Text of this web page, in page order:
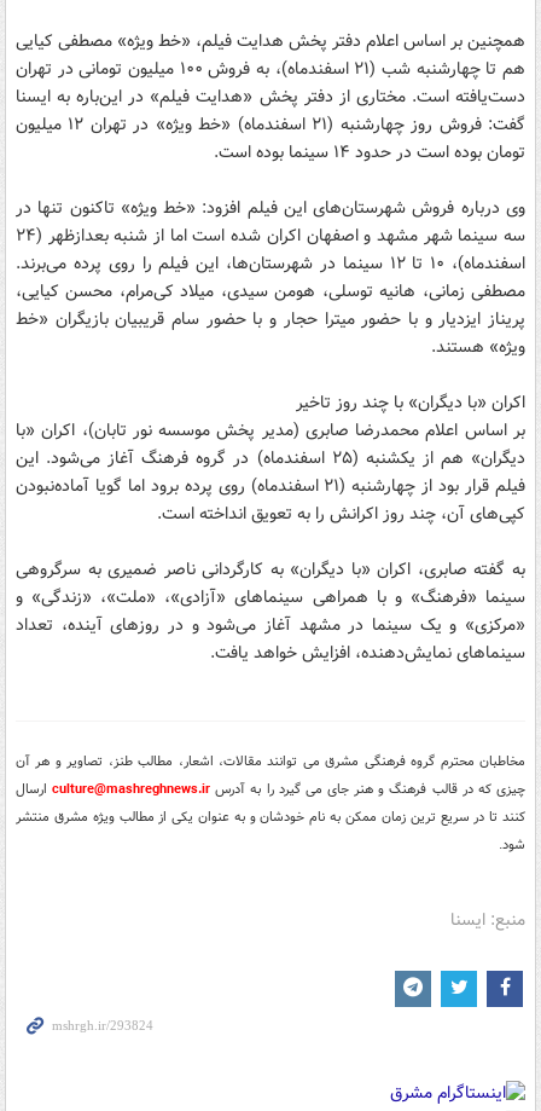
همچنین بر اساس اعلام دفتر پخش هدایت فیلم، «خط ویژه» مصطفی کیایی
هم تا چهارشنبه شب (۲۱ اسفندماه)، به فروش ۱۰۰ میلیون تومانی در تهران
دست‌یافته است. مختاری از دفتر پخش «هدایت فیلم» در این‌باره به ایسنا
گفت: فروش روز چهارشنبه (۲۱ اسفندماه) «خط ویژه» در تهران ۱۲ میلیون
تومان بوده است در حدود ۱۴ سینما بوده است.
وی درباره فروش شهرستان‌های این فیلم افزود: «خط ویژه» تاکنون تنها در
سه سینما شهر مشهد و اصفهان اکران شده است اما از شنبه بعدازظهر (۲۴
اسفندماه)، ۱۰ تا ۱۲ سینما در شهرستان‌ها، این فیلم را روی پرده می‌برند.
مصطفی زمانی، هانیه توسلی، هومن سیدی، میلاد کی‌مرام، محسن کیایی،
پریناز ایزدیار و با حضور میترا حجار و با حضور سام قریبیان بازیگران «خط
ویژه» هستند.
اکران «با دیگران» با چند روز تاخیر
بر اساس اعلام محمدرضا صابری (مدیر پخش موسسه نور تابان)، اکران «با
دیگران» هم از یکشنبه (۲۵ اسفندماه) در گروه فرهنگ آغاز می‌شود. این
فیلم قرار بود از چهارشنبه (۲۱ اسفندماه) روی پرده برود اما گویا آماده‌نبودن
کپی‌های آن، چند روز اکرانش را به تعویق انداخته است.
به گفته صابری، اکران «با دیگران» به کارگردانی ناصر ضمیری به سرگروهی
سینما «فرهنگ» و با همراهی سینماهای «آزادی»، «ملت»، «زندگی» و
«مرکزی» و یک سینما در مشهد آغاز می‌شود و در روز‌های آینده، تعداد
سینماهای نمایش‌دهنده، افزایش خواهد یافت.
مخاطبان محترم گروه فرهنگی مشرق می توانند مقالات، اشعار، مطالب طنز، تصاویر و هر آن
چیزی که در قالب فرهنگ و هنر جای می گیرد را به آدرس culture@mashreghnews.irارسال
کنند تا در سریع ترین زمان ممکن به نام خودشان و به عنوان یکی از مطالب ویژه مشرق منتشر
شود.
منبع: ایسنا